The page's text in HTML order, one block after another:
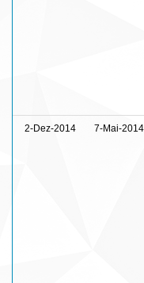
2-Dez-2014 7-Mai-2014